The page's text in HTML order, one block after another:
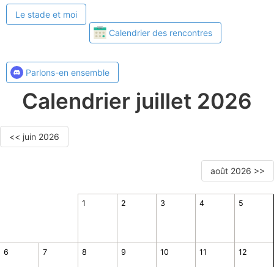
Le stade et moi
Calendrier des rencontres
Parlons-en ensemble
Calendrier juillet 2026
<< juin 2026
août 2026 >>
1 2 3 4 5
6 7 8 9 10 11 12